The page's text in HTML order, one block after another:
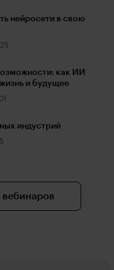
нейросети в свою
как ИИ
и будущее
индустрий
вебинаров